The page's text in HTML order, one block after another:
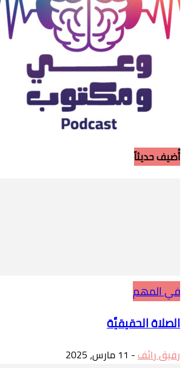
أُضيف حديثاً
في المهم
الصلاة الحقيقيَّة
رفيق رائف- 11 مارس، 2025